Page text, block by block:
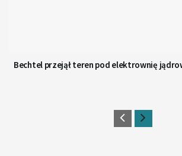
Bechtel przejął teren pod elektrownię